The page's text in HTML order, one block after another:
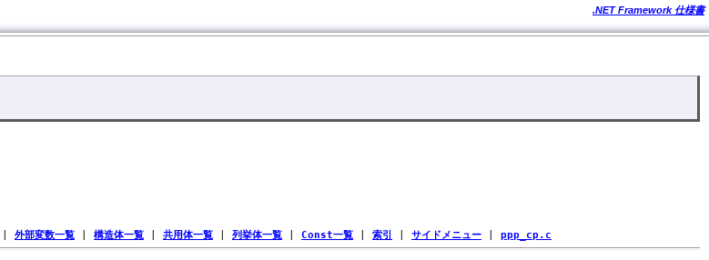
.NET Framework 仕様書
外部変数一覧 構造体一覧 共用体一覧 列挙体一覧 Const一覧 索引 サイドメニュー ppp_cp.c